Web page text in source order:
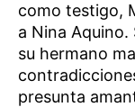
como testigo,
a Nina
su hermano
presunta